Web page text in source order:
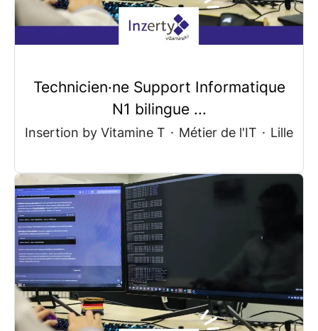
Technicien·ne Support Informatique
N1 bilingue ...
Insertion by Vitamine T · Métier de l'IT · Lille